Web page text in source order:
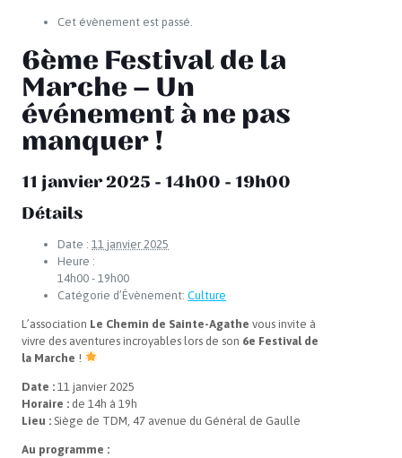
Cet évènement est passé.
6ème Festival de la
Marche – Un
événement à ne pas
manquer !
11 janvier 2025 - 14h00 - 19h00
Détails
Date : 11 janvier 2025
Heure :
14h00 - 19h00
Catégorie d’Évènement: Culture
L’association Le Chemin de Sainte-Agathe vous invite à
vivre des aventures incroyables lors de son 6e Festival de
la Marche !
Date : 11 janvier 2025
Horaire : de 14h à 19h
Lieu : Siège de TDM, 47 avenue du Général de Gaulle
Au programme :